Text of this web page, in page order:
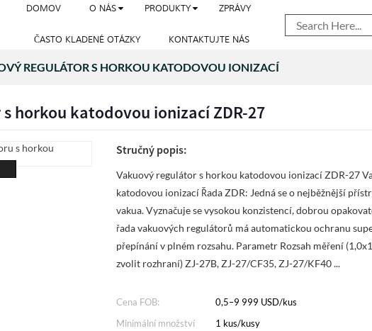
DOMOV O NÁS PRODUKTY ZPRÁVY
ČASTO KLADENÉ OTÁZKY KONTAKTUJTE NÁS
REGULÁTOR S HORKOU KATODOVOU IONIZACÍ
horkou katodovou ionizací ZDR-27
Stručný popis:
Vakuový regulátor s horkou katodovou ionizací ZDR-27
katodovou ionizací Řada ZDR: Jedná se o nejběžnější
vakua. Vyznačuje se vysokou konzistencí, dobrou
řada vakuových regulátorů má automatickou ochranu
přepínání v plném rozsahu. Parametr Rozsah měření
zvolit rozhraní) ZJ-27B, ZJ-27/CF35, ZJ-27/KF40 ...
Cena FOB:
0,5–9 999 USD/kus
Minimální množství
1 kus/kusy